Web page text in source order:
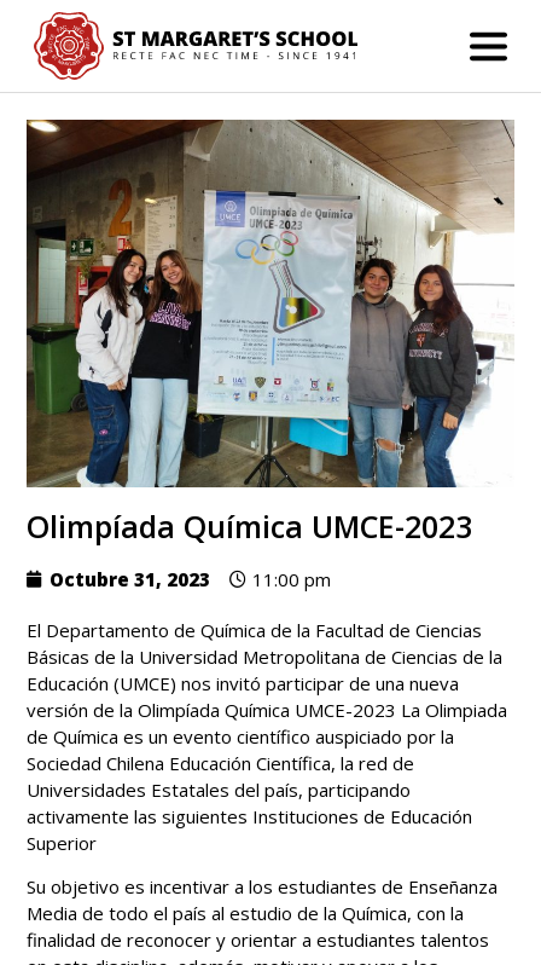
Olimpíada Química UMCE-2023
Octubre 31, 2023 11:00 pm
El Departamento de Química de la Facultad de Ciencias
Básicas de la Universidad Metropolitana de Ciencias de la
Educación (UMCE) nos invitó participar de una nueva
versión de la Olimpíada Química UMCE-2023 La Olimpiada
de Química es un evento científico auspiciado por la
Sociedad Chilena Educación Científica, la red de
Universidades Estatales del país, participando
activamente las siguientes Instituciones de Educación
Superior
Su objetivo es incentivar a los estudiantes de Enseñanza
Media de todo el país al estudio de la Química, con la
finalidad de reconocer y orientar a estudiantes talentos